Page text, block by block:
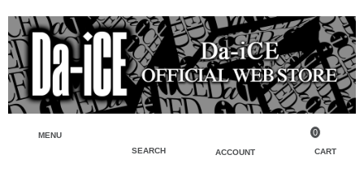
MENU
SEARCH
ACCOUNT CART
0